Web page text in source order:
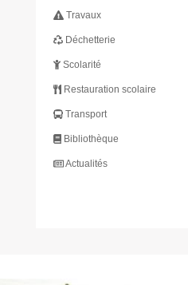
Travaux
Déchetterie
Scolarité
Restauration scolaire
Transport
Bibliothèque
Actualités